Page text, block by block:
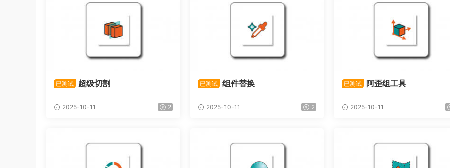
已测试 超级切割
2025-10-11 2
已测试 组件替换
2025-10-11 2
已测试 阿歪组工具
2025-10-11